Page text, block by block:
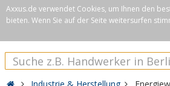
Axxus.de verwendet Cookies, um Ihnen den
bieten. Wenn Sie auf der Seite weitersurfen